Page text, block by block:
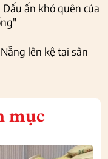
ấn khó quên của
lên kệ tại sân
mục